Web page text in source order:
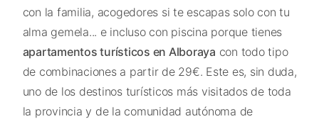
con la familia, acogedores si te escapas solo con tu
alma gemela... e incluso con piscina porque tienes
apartamentos turísticos en Alboraya con todo tipo
de combinaciones a partir de 29€. Este es, sin duda,
uno de los destinos turísticos más visitados de toda
la provincia y de la comunidad autónoma de